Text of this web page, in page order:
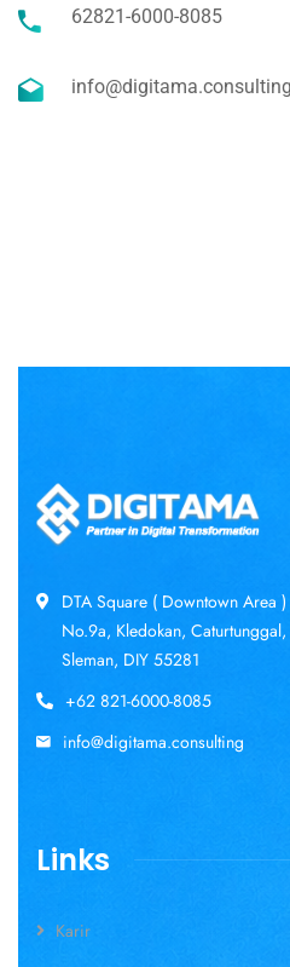
62821-6000-8085
info@digitama.consulting
DTA Square ( Downtown Area )
No.9a, Kledokan,
Sleman, DIY 55281
+62 821-6000-8085
info@digitama.consulting
Links
Karir